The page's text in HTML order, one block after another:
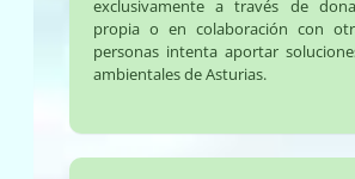
exclusivamente a través de
propia o en colaboración con
personas intenta aportar
ambientales de Asturias.